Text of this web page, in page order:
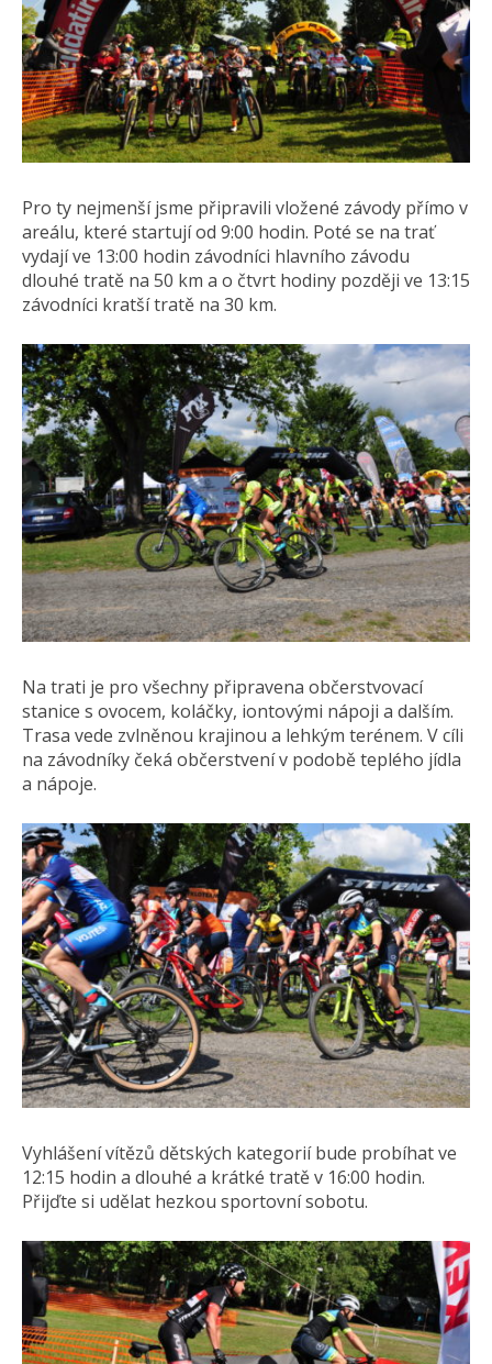
Pro ty nejmenší jsme připravili vložené závody přímo v
areálu, které startují od 9:00 hodin. Poté se na trať
vydají ve 13:00 hodin závodníci hlavního závodu
dlouhé tratě na 50 km a o čtvrt hodiny později ve 13:15
závodníci kratší tratě na 30 km.
Na trati je pro všechny připravena občerstvovací
stanice s ovocem, koláčky, iontovými nápoji a dalším.
Trasa vede zvlněnou krajinou a lehkým terénem. V cíli
na závodníky čeká občerstvení v podobě teplého jídla
a nápoje.
Vyhlášení vítězů dětských kategorií bude probíhat ve
12:15 hodin a dlouhé a krátké tratě v 16:00 hodin.
Přijďte si udělat hezkou sportovní sobotu.